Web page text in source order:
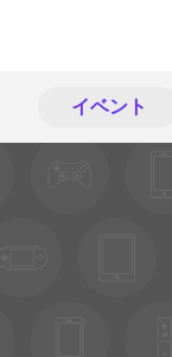
イベント